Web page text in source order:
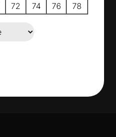
72 74 76 78